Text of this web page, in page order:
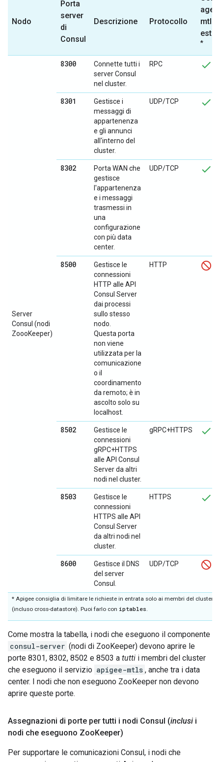
Nodo
Porta
server
di
Consul
Descrizione Protocollo
mtls
*
Server
Consul (nodi
ZoooKeeper)
8300
Connette tutti i
server Consul
nel cluster.
RPC
8301
Gestisce i
messaggi di
appartenenza
e gli annunci
all'interno del
cluster.
UDP/TCP
8302
Porta WAN che
gestisce
l'appartenenza
e i messaggi
trasmessi in
una
configurazione
con più data
center.
UDP/TCP
8500
Gestisce le
connessioni
HTTP alle API
Consul Server
dai processi
sullo stesso
nodo.
Questa porta
non viene
utilizzata per la
comunicazione
o il
coordinamento
da remoto; è in
ascolto solo su
localhost.
HTTP
8502
Gestisce le
connessioni
gRPC+HTTPS
alle API Consul
Server da altri
nodi nel cluster.
gRPC+HTTPS
8503
Gestisce le
connessioni
HTTPS alle API
Consul Server
da altri nodi nel
cluster.
HTTPS
8600
Gestisce il DNS
del server
Consul.
UDP/TCP
* Apigee consiglia di limitare le richieste in entrata solo ai membri del cluster
(incluso cross-datastore). Puoi farlo con iptables
Come mostra la tabella, i nodi che eseguono il componente
consul-server (nodi di ZooKeeper) devono aprire le
porte 8301, 8302, 8502 e 8503 a tutti i membri del cluster
che eseguono il servizio apigee-mtls , anche tra i data
center. I nodi che non eseguono ZooKeeper non devono
aprire queste porte.
Assegnazioni di porte per tutti i nodi Consul (inclusi i
nodi che eseguono ZooKeeper)
Per supportare le comunicazioni Consul, i nodi che